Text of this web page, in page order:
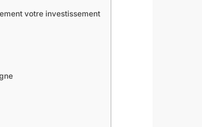
votre investissement